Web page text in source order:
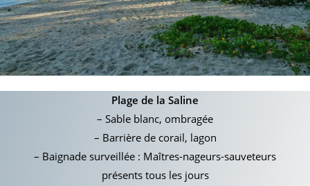
Plage de la Saline
– Sable blanc, ombragée
– Barrière de corail, lagon
– Baignade surveillée : Maîtres-nageurs-sauveteurs
présents tous les jours